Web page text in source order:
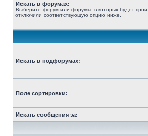
Искать в форумах:
Выберите форум или форумы, в которых будет
отключили соответствующую опцию ниже.
Искать в подфорумах:
Поле сортировки:
Искать сообщения за: